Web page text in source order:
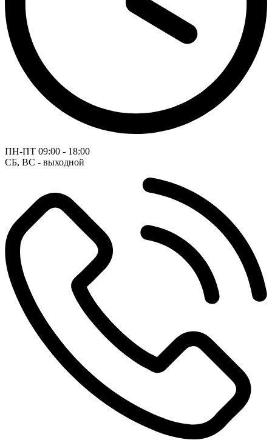
ПН-ПТ 09:00 - 18:00
СБ, ВС - выходной